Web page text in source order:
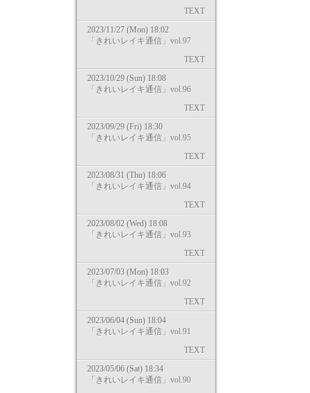
TEXT
2023/11/27 (Mon) 18:02
「きれいレイキ通信」vol.97
TEXT
2023/10/29 (Sun) 18:08
「きれいレイキ通信」vol.96
TEXT
2023/09/29 (Fri) 18:30
「きれいレイキ通信」vol.95
TEXT
2023/08/31 (Thu) 18:06
「きれいレイキ通信」vol.94
TEXT
2023/08/02 (Wed) 18:08
「きれいレイキ通信」vol.93
TEXT
2023/07/03 (Mon) 18:03
「きれいレイキ通信」vol.92
TEXT
2023/06/04 (Sun) 18:04
「きれいレイキ通信」vol.91
TEXT
2023/05/06 (Sat) 18:34
「きれいレイキ通信」vol.90